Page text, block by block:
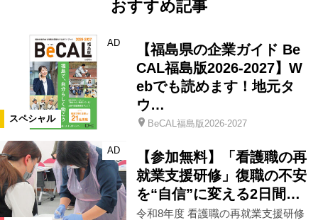
おすすめ記事
スペシャル
AD
【福島県の企業ガイド Be
CAL福島版2026-2027】W
ebでも読めます！地元タ
ウ…
BeCAL福島版2026-2027
AD
【参加無料】「看護職の再
就業支援研修」復職の不安
を“自信”に変える2日間…
令和8年度 看護職の再就業支援研修